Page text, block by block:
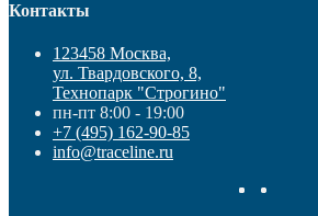
Контакты
123458 Москва,
ул. Твардовского, 8,
Технопарк "Строгино"
пн-пт 8:00 - 19:00
+7 (495) 162-90-85
info@traceline.ru